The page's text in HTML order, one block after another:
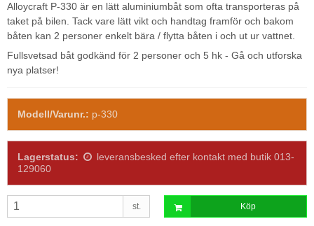
Alloycraft P-330 är en lätt aluminiumbåt som ofta transporteras på
taket på bilen. Tack vare lätt vikt och handtag framför och bakom
båten kan 2 personer enkelt bära / flytta båten i och ut ur vattnet.
Fullsvetsad båt godkänd för 2 personer och 5 hk - Gå och utforska
nya platser!
Modell/Varunr.: p-330
Lagerstatus:
leveransbesked efter kontakt med butik 013-
129060
st. Köp